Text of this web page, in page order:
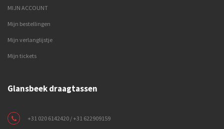
MIJN ACCOUNT
Mijn bestellingen
Mijn verlanglijstje
Mijn tickets
Glansbeek draagtassen
+31 020 6142420 / +31 622909159